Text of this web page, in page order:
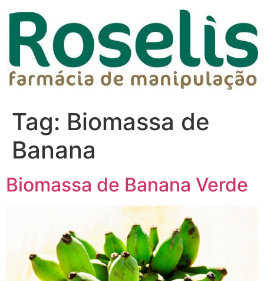
Tag: Biomassa de
Banana
Biomassa de Banana Verde